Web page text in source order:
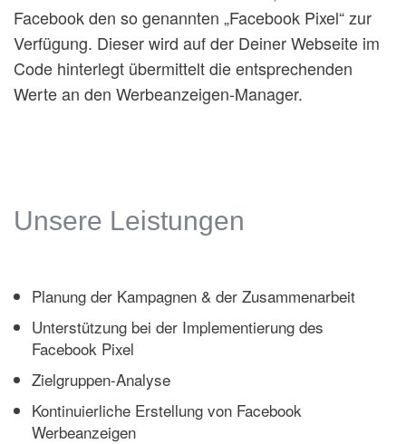
Facebook den so genannten „Facebook Pixel“ zur
Verfügung. Dieser wird auf der Deiner Webseite im
Code hinterlegt übermittelt die entsprechenden
Werte an den Werbeanzeigen-Manager.
Unsere Leistungen
Planung der Kampagnen & der Zusammenarbeit
Unterstützung bei der Implementierung des
Facebook Pixel
Zielgruppen-Analyse
Kontinuierliche Erstellung von Facebook
Werbeanzeigen